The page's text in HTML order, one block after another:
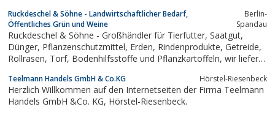
Ruckdeschel & Söhne - Landwirtschaftlicher Bedarf,
Öffentliches Grün und Weine
Berlin-
Spandau
Ruckdeschel & Söhne - Großhändler für Tierfutter, Saatgut,
Dünger, Pflanzenschutzmittel, Erden, Rindenprodukte, Getreide,
Rollrasen, Torf, Bodenhilfsstoffe und Pflanzkartoffeln, wir liefern
und Zoohändler
Teelmann Handels GmbH & Co.KG Hörstel-Riesenbeck
Herzlich Willkommen auf den Internetseiten der Firma Teelmann
Handels GmbH &Co. KG, Hörstel-Riesenbeck.